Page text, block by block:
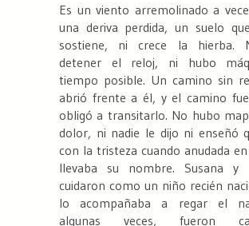
Es un viento arremolinado a
una deriva perdida, un suelo
sostiene, ni crece la hierba.
detener el reloj, ni hubo
tiempo posible. Un camino sin
abrió frente a él, y el camino
obligó a transitarlo. No hubo
dolor, ni nadie le dijo ni enseñó
con la tristeza cuando anudada
llevaba su nombre. Susana y
cuidaron como un niño recién
lo acompañaba a regar el
algunas veces, fueron